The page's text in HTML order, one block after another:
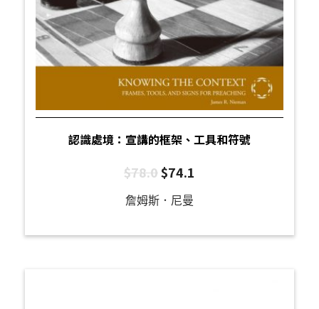
認識處境：宣講的框架、工具和符號
$78.0$74.1
詹姆斯．尼曼